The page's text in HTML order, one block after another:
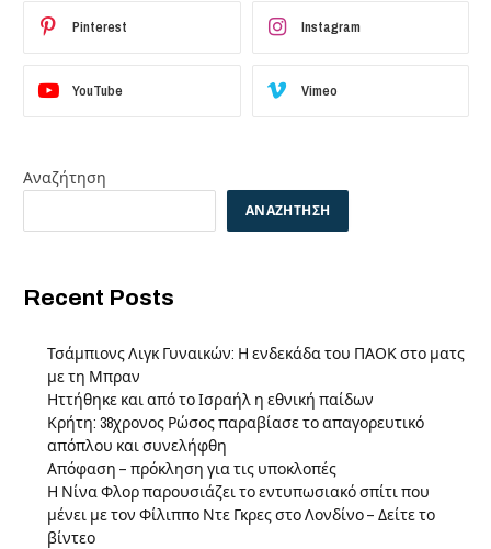
Pinterest Instagram
YouTube Vimeo
Αναζήτηση
ΑΝΑΖΉΤΗΣΗ
Recent Posts
Τσάμπιονς Λιγκ Γυναικών: Η ενδεκάδα του ΠΑΟΚ στο ματς
με τη Μπραν
Ηττήθηκε και από το Ισραήλ η εθνική παίδων
Κρήτη: 38χρονος Ρώσος παραβίασε το απαγορευτικό
απόπλου και συνελήφθη
Απόφαση – πρόκληση για τις υποκλοπές
Η Νίνα Φλορ παρουσιάζει το εντυπωσιακό σπίτι που
μένει με τον Φίλιππο Ντε Γκρες στο Λονδίνο – Δείτε το
βίντεο